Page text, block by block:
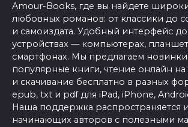
Amour-Books, где вы найдете
любовных романов: от классики до
и самоиздата. Удобный интерфейс
устройствах — компьютерах,
смартфонах. Мы предлагаем
популярные книги, чтение онлайн
и скачивание бесплатно в разных
epub, txt и pdf для iPad, iPhone,
Наша поддержка распространяется
начинающих авторов с полезными